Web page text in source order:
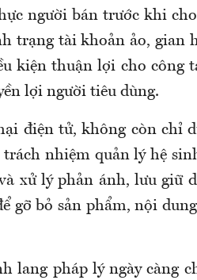
người bán trước khi
trạng tài khoản ảo, gian
kiện thuận lợi cho công
lợi người tiêu dùng.
điện tử, không còn chỉ
trách nhiệm quản lý hệ
xử lý phản ánh, lưu giữ
gỡ bỏ sản phẩm, nội
lang pháp lý ngày càng